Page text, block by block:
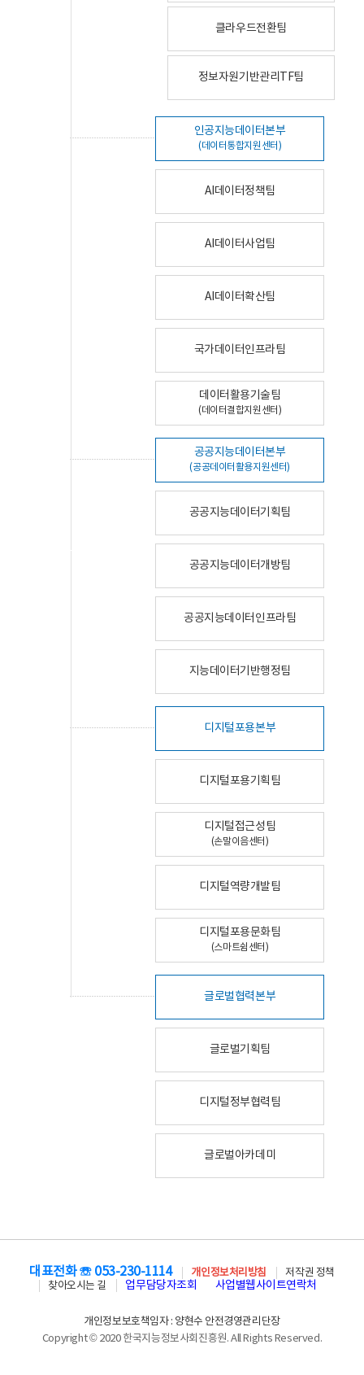
클라우드전환팀
정보자원기반관리TF팀
인공지능데이터본부
(데이터통합지원센터)
AI데이터정책팀
AI데이터사업팀
AI데이터확산팀
국가데이터인프라팀
데이터활용기술팀
(데이터결합지원센터)
공공지능데이터본부
(공공데이터활용지원센터)
공공지능데이터기획팀
공공지능데이터개방팀
공공지능데이터인프라팀
지능데이터기반행정팀
디지털포용본부
디지털포용기획팀
디지털접근성팀
(손말이음센터)
디지털역량개발팀
디지털포용문화팀
(스마트쉼센터)
글로벌협력본부
글로벌기획팀
디지털정부협력팀
글로벌아카데미
대표전화 ☏ 053-230-1114 개인정보처리방침
저작권 정책
찾아오시는 길
업무담당자조회 사업별웹사이트연락처
개인정보보호책임자 : 양현수 안전경영관리단장
Copyright © 2020 한국지능정보사회진흥원. All Rights Reserved.